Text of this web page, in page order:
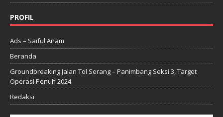
PROFIL
Ads – Saiful Anam
Beranda
Groundbreaking Jalan Tol Serang – Panimbang Seksi 3, Target
Operasi Penuh 2024
Redaksi